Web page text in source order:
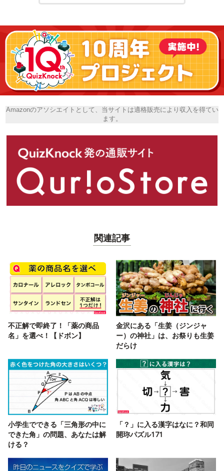
Amazonのアソシエイトとして、当サイトは適格販売により収入を得てい
ます。
関連記事
不正解で即終了！「薬の商品
名」を選べ！【ドボン】
金沢にある「生姜（ジンジャ
ー）の神社」は、お祭りも生姜
だらけ
小学生でできる「三角形の中に
できた角」の問題、あなたは解
ける？
「？」に入る漢字はなに？和同
開珎パズル171